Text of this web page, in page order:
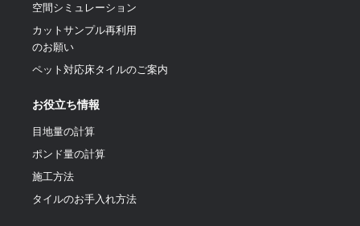
空間シミュレーション
カットサンプル再利用
のお願い
ペット対応床タイルのご案内
お役立ち情報
目地量の計算
ポンド量の計算
施工方法
タイルのお手入れ方法